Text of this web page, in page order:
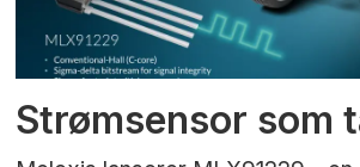
Strømsensor som